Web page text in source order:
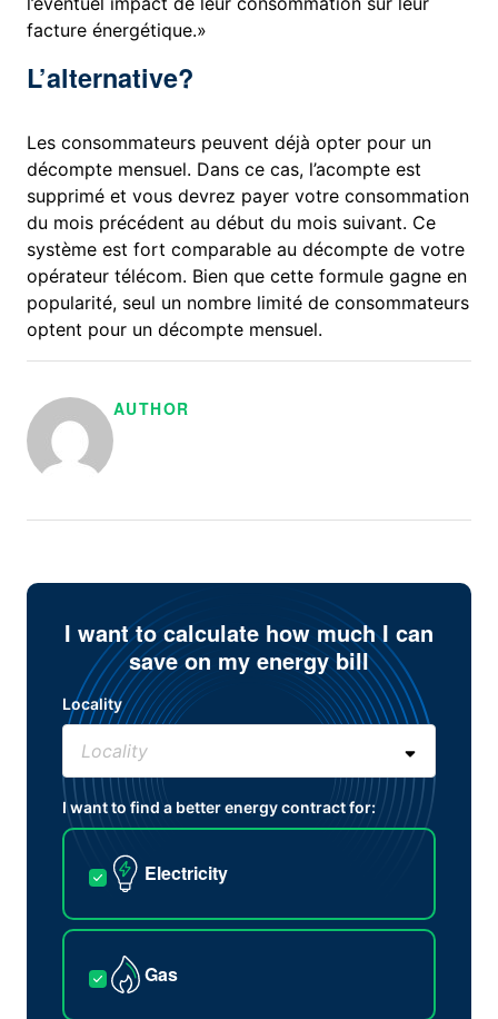
facture énergétique.»
L’alternative?
Les consommateurs peuvent déjà opter pour un
décompte mensuel. Dans ce cas, l’acompte est
supprimé et vous devrez payer votre consommation
du mois précédent au début du mois suivant. Ce
système est fort comparable au décompte de votre
opérateur télécom. Bien que cette formule gagne en
popularité, seul un nombre limité de consommateurs
optent pour un décompte mensuel.
AUTHOR
I want to calculate how much I can
save on my energy bill
Locality
I want to find a better energy contract for:
Electricity
Gas